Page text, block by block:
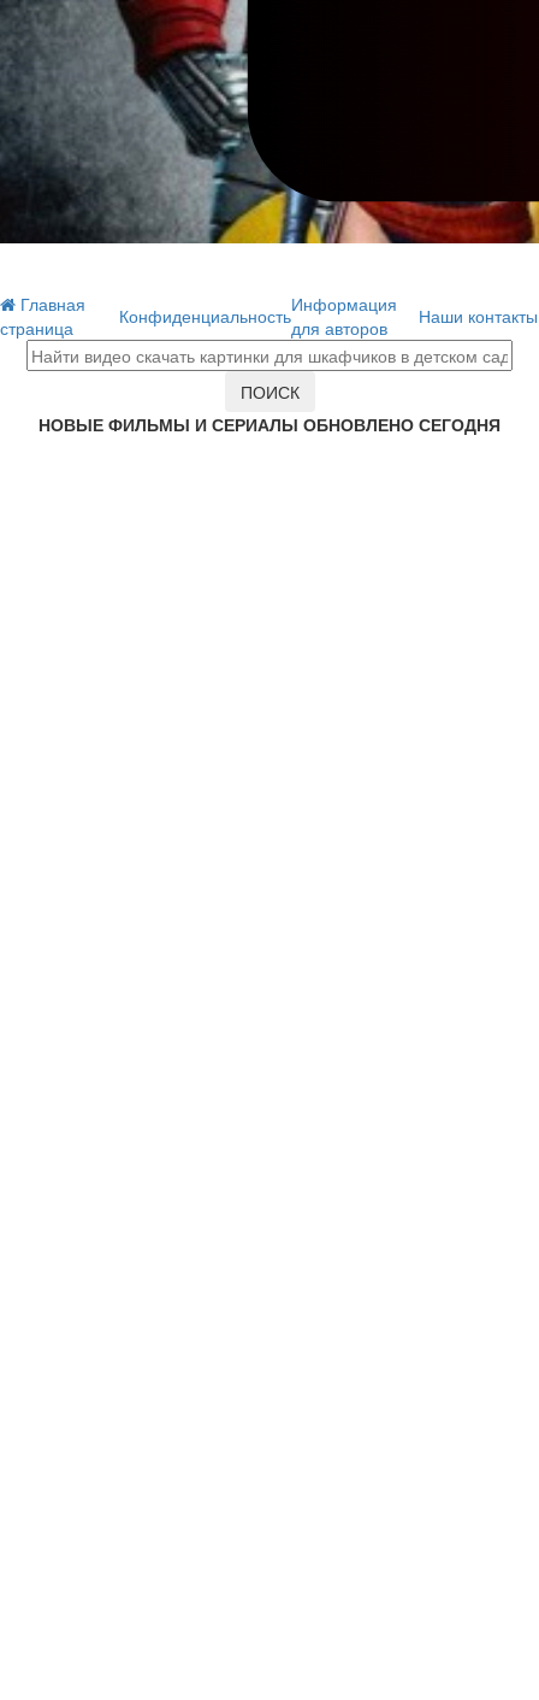
Главная
страница
КонфиденциальностьИнформация
для авторов
Наши контакты
НОВЫЕ ФИЛЬМЫ И СЕРИАЛЫ ОБНОВЛЕНО СЕГОДНЯ